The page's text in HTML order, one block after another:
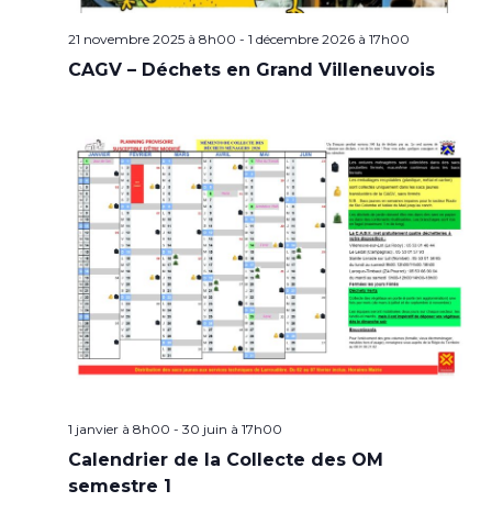
21 novembre 2025 à 8h00 - 1 décembre 2026 à 17h00
CAGV – Déchets en Grand Villeneuvois
1 janvier à 8h00 - 30 juin à 17h00
Calendrier de la Collecte des OM
semestre 1